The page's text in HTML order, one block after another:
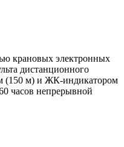
крановых электронных
дистанционного
(150 м) и ЖК-индикатором
часов непрерывной